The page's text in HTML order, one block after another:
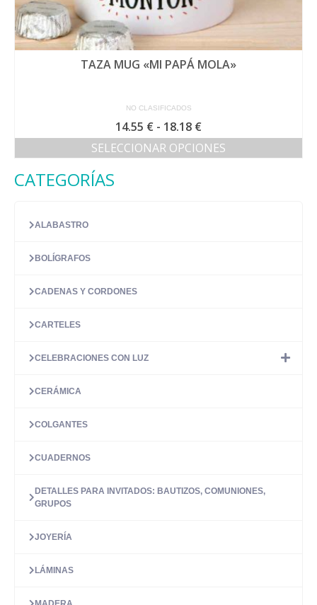
TAZA MUG «MI PAPÁ MOLA»
NO CLASIFICADOS
14.55 € - 18.18 €Rango
de
precios:
SELECCIONAR OPCIONES
CATEGORÍAS
ALABASTRO
BOLÍGRAFOS
CADENAS Y CORDONES
CARTELES
CELEBRACIONES CON LUZ
CERÁMICA
COLGANTES
CUADERNOS
DETALLES PARA INVITADOS: BAUTIZOS, COMUNIONES,
GRUPOS
JOYERÍA
LÁMINAS